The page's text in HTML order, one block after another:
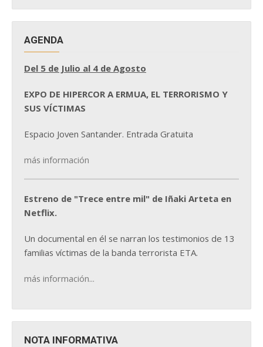
AGENDA
Del 5 de Julio al 4 de Agosto
EXPO DE HIPERCOR A ERMUA, EL TERRORISMO Y
SUS VÍCTIMAS
Espacio Joven Santander. Entrada Gratuita
más información
Estreno de "Trece entre mil" de Iñaki Arteta en
Netflix.
Un documental en él se narran los testimonios de 13
familias víctimas de la banda terrorista ETA.
más información...
NOTA INFORMATIVA